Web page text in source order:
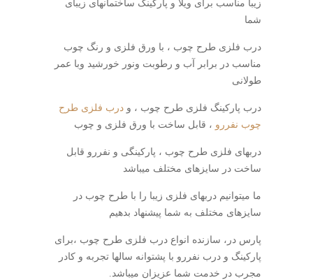
زیبا مناسب برای ویلا و پارکینگ ساختمانهای زیبای
شما
درب فلزی طرح چوب ، با ورق فلزی و رنگ چوب
مناسب در برابر آب و رطوبت ونور خورشید وبا عمر
طولانی
درب پارکینگ فلزی طرح چوب ، و درب فلزی طرح
چوب نفررو ، قابل ساخت با ورق فلزی و چوب
دربهای فلزی طرح چوب ، پارکینگی و نفررو قابل
ساخت در سایزهای مختلف میباشد
ما میتوانیم دربهای فلزی زیبا را با طرح چوب در
سایزهای مختلف به شما پیشنهاد بدهیم
پارس در، سازنده انواع درب فلزی طرح چوب ،برای
پارکینگ و درب نفررو با پشتوانه سالها تجربه و کادر
مجرب در خدمت شما عزیزان میباشد.